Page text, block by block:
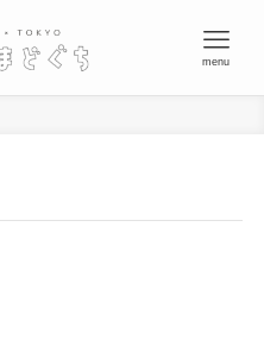
menu